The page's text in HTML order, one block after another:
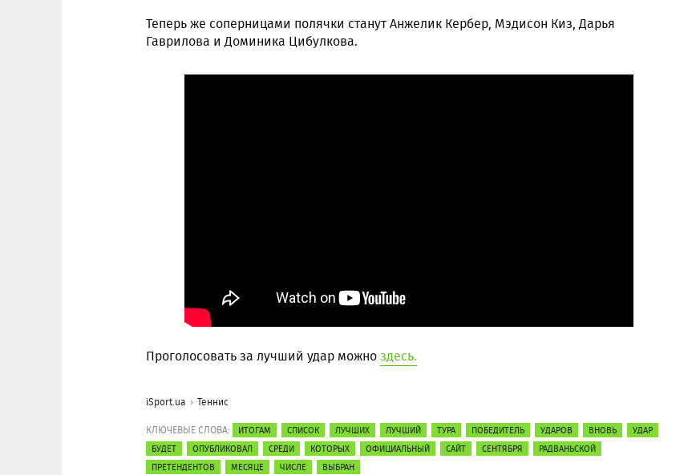
Теперь же соперницами полячки станут Анжелик Кербер, Мэдисон Киз, Дарья
Гаврилова и Доминика Цибулкова.
Проголосовать за лучший удар можноздесь.
iSport.ua Теннис
КЛЮЧЕВЫЕ СЛОВА: ИТОГАМ СПИСОК ЛУЧШИХ ЛУЧШИЙ ТУРА ПОБЕДИТЕЛЬ УДАРОВ ВНОВЬ
УДАР
БУДЕТ
ОПУБЛИКОВАЛ СРЕДИ КОТОРЫХ ОФИЦИАЛЬНЫЙ САЙТ СЕНТЯБРЯ
РАДВАНЬСКОЙ
ПРЕТЕНДЕНТОВ
МЕСЯЦЕ ЧИСЛЕ ВЫБРАН